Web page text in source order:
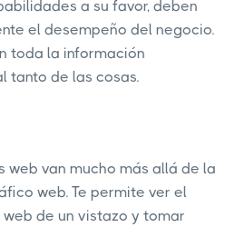
a su favor, deben
el desempeño del negocio.
toda la información
tanto de las cosas.
web van mucho más allá de la
web. Te permite ver el
de un vistazo y tomar